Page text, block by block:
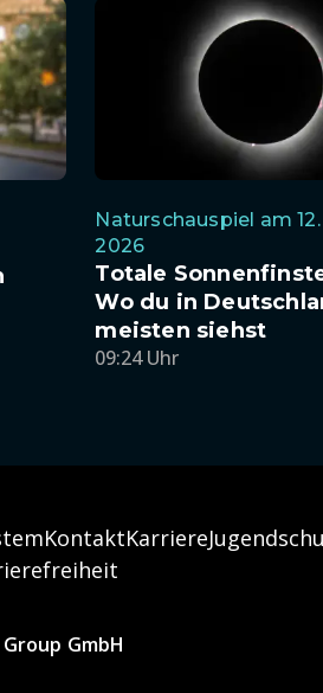
Naturschauspiel am
2026
Totale
Wo du in
meisten siehst
09:24 Uhr
KontaktKarriere
GmbH